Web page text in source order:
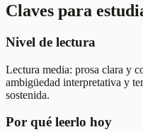
Claves para
Nivel de lectura
Lectura media: prosa clara y
ambigüedad interpretativa y
sostenida.
Por qué leerlo hoy